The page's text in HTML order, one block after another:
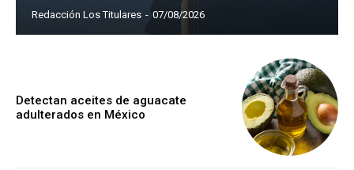
Redacción Los Titulares - 07/08/2026
Detectan aceites de aguacate
adulterados en México